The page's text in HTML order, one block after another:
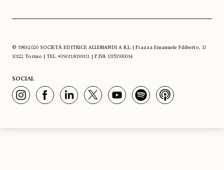
© 1983-2026 SOCIETÀ EDITRICE ALLEMANDI A R.L. | Piazza Emanuele Filiberto, 13
10122 Torino | TEL. +39.011.819.9111 | P.IVA 13153930014
SOCIAL